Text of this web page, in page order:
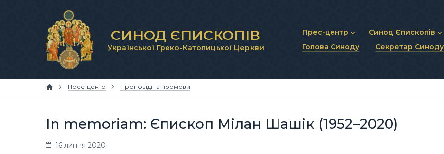
СИНОД ЄПИСКОПІВ
Української Греко-Католицької Церкви
Прес-центр
Новини та анонси
Синод Єпископів
Статут Синоду
Синодальні органи
Голова Синоду Секретар Синоду
Прес-центр Проповіді та промови
In memoriam: Єпископ Мілан Шашік (1952–2020)
16 липня 2020